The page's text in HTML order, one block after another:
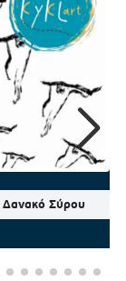
Δανακό Σύρου